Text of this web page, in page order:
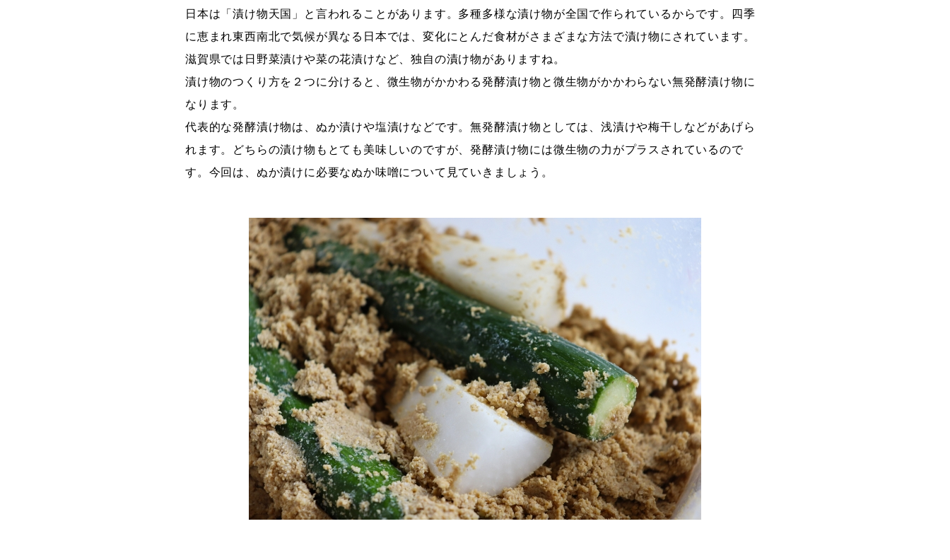
日本は「漬け物天国」と言われることがあります。多種多様な漬け物が全国で作られているからです。四季
に恵まれ東西南北で気候が異なる日本では、変化にとんだ食材がさまざまな方法で漬け物にされています。
滋賀県では日野菜漬けや菜の花漬けなど、独自の漬け物がありますね。
漬け物のつくり方を２つに分けると、微生物がかかわる発酵漬け物と微生物がかかわらない無発酵漬け物に
なります。
代表的な発酵漬け物は、ぬか漬けや塩漬けなどです。無発酵漬け物としては、浅漬けや梅干しなどがあげら
れます。どちらの漬け物もとても美味しいのですが、発酵漬け物には微生物の力がプラスされているので
す。今回は、ぬか漬けに必要なぬか味噌について見ていきましょう。